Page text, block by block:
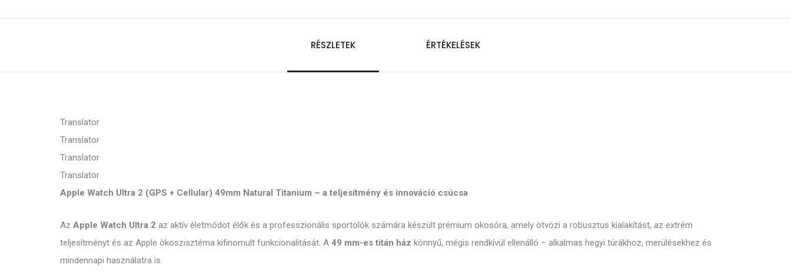
RÉSZLETEK ÉRTÉKELÉSEK
Translator
Translator
Translator
Translator
Apple Watch Ultra 2 (GPS + Cellular) 49mm Natural Titanium – a teljesítmény és innováció csúcsa
Az Apple Watch Ultra 2 az aktív életmódot élők és a professzionális sportolók számára készült prémium okosóra, amely ötvözi a robusztus kialakítást, az extrém
teljesítményt és az Apple ökoszisztéma kifinomult funkcionalitását. A 49 mm-es titán ház könnyű, mégis rendkívül ellenálló – alkalmas hegyi túrákhoz, merülésekhez és
mindennapi használatra is.